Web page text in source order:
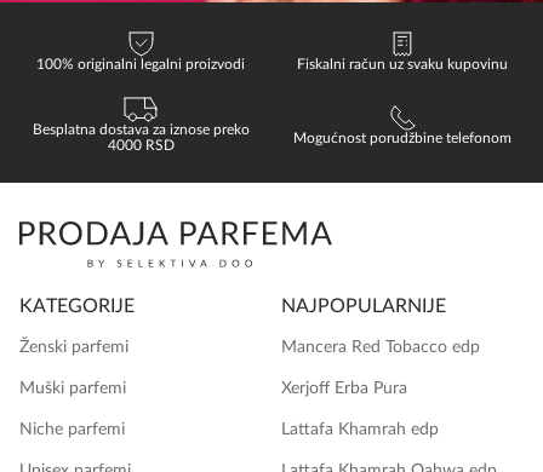
100% originalni legalni proizvodi Fiskalni račun uz svaku kupovinu
Besplatna dostava za iznose preko
4000 RSD
Mogućnost porudžbine telefonom
KATEGORIJE
Ženski parfemi
Muški parfemi
Niche parfemi
NAJPOPULARNIJE
Mancera Red Tobacco edp
Xerjoff Erba Pura
Lattafa Khamrah edp